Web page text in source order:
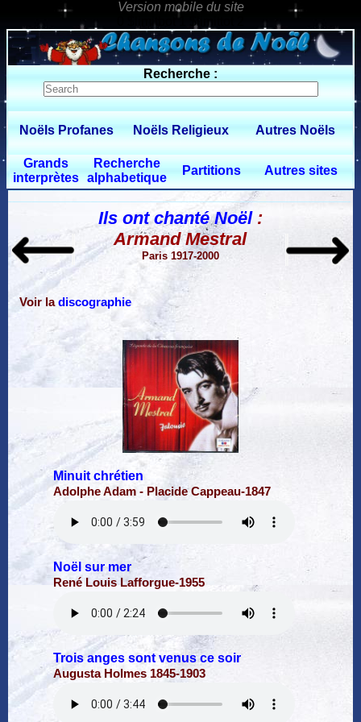
0 $limitbot 1 $limittot 2
Recherche :
Noëls Profanes Noëls Religieux Autres Noëls
Grands
interprètes
Recherche
alphabetique
Partitions Autres sites
Ils ont chanté Noël:
Armand Mestral
Paris 1917-2000
Voir ladiscographie
Minuit chrétien
Adolphe Adam - Placide Cappeau-1847
Noël sur mer
René Louis Lafforgue-1955
Trois anges sont venus ce soir
Augusta Holmes 1845-1903